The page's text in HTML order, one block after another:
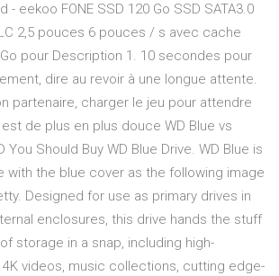
- eekoo FONE SSD 120 Go SSD SATA3.0
2,5 pouces 6 pouces / s avec cache
pour Description 1. 10 secondes pour
dire au revoir à une longue attente.
partenaire, charger le jeu pour attendre
de plus en plus douce WD Blue vs
You Should Buy WD Blue Drive. WD Blue is
with the blue cover as the following image
Designed for use as primary drives in
enclosures, this drive hands the stuff
storage in a snap, including high-
videos, music collections, cutting edge-